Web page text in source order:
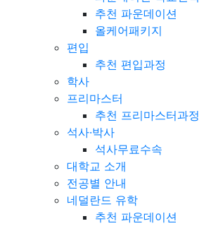
추천 파운데이션
올케어패키지
편입
추천 편입과정
학사
프리마스터
추천 프리마스터과정
석사·박사
석사무료수속
대학교 소개
전공별 안내
네덜란드 유학
추천 파운데이션